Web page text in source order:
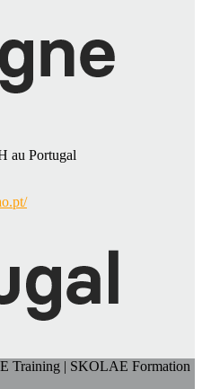
au Portugal
Training | SKOLAE Formation